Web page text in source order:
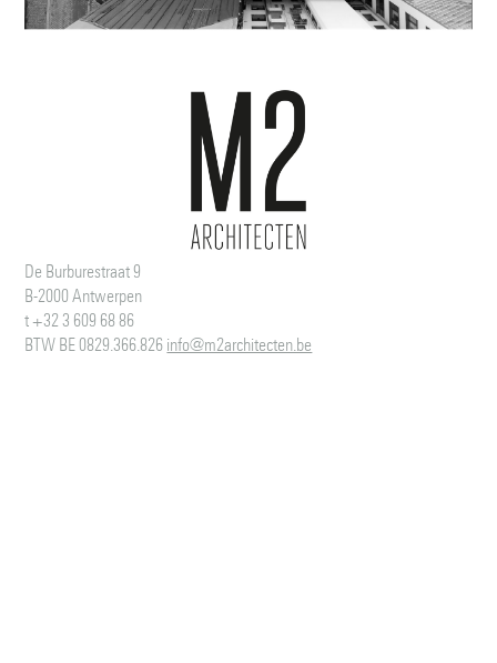
De Burburestraat 9
B-2000 Antwerpen
t +32 3 609 68 86
BTW BE 0829.366.826 info@m2architecten.be